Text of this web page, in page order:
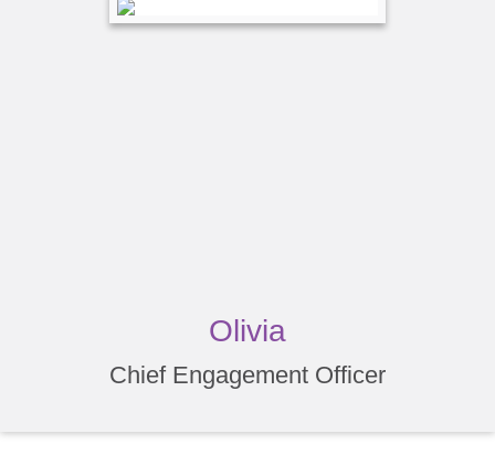
Olivia
Chief Engagement Officer